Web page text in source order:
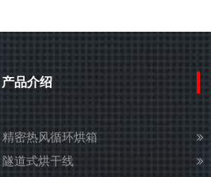
产品介绍
精密热风循环烘箱
隧道式烘干线